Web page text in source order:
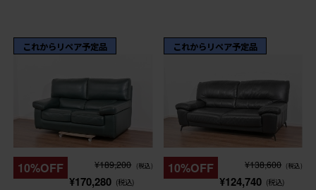
これからリペア予定品
10%OFF ¥189,200 (税込)
¥170,280 (税込)
これからリペア予定品
10%OFF ¥138,600 (税込)
¥124,740 (税込)